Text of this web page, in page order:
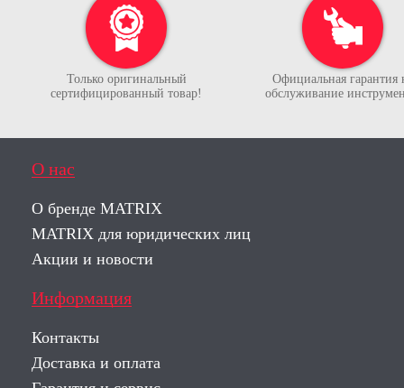
Только оригинальный
сертифицированный товар!
Официальная гарантия
обслуживание
О нас
О бренде MATRIX
MATRIX для юридических лиц
Акции и новости
Информация
Контакты
Доставка и оплата